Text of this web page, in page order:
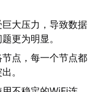
大压力，导致数据
更为明显。
点，每一个节点都
。